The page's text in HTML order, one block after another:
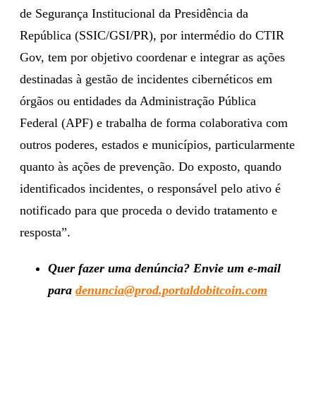
de Segurança Institucional da Presidência da
República (SSIC/GSI/PR), por intermédio do CTIR
Gov, tem por objetivo coordenar e integrar as ações
destinadas à gestão de incidentes cibernéticos em
órgãos ou entidades da Administração Pública
Federal (APF) e trabalha de forma colaborativa com
outros poderes, estados e municípios, particularmente
quanto às ações de prevenção. Do exposto, quando
identificados incidentes, o responsável pelo ativo é
notificado para que proceda o devido tratamento e
resposta”.
Quer fazer uma denúncia? Envie um e-mail
para denuncia@prod.portaldobitcoin.com